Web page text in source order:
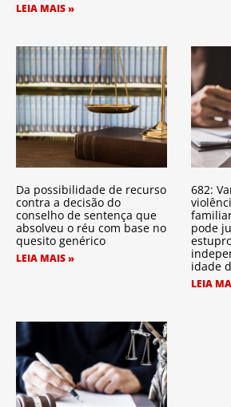
LEIA MAIS »
Da possibilidade de recurso
contra a decisão do
conselho de sentença que
absolveu o réu com base no
quesito genérico
LEIA MAIS »
682:
pode
idade
LEIA